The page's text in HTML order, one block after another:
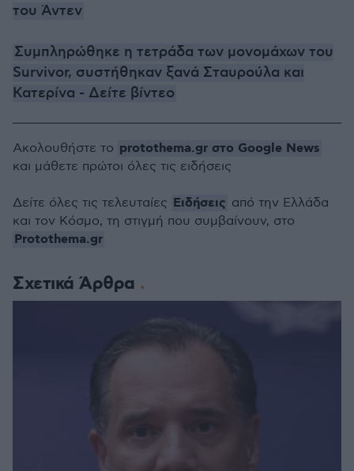
του Άντεν
Συμπληρώθηκε η τετράδα των μονομάχων του
Survivor, συστήθηκαν ξανά Σταυρούλα και
Κατερίνα - Δείτε βίντεο
Σχετικά Άρθρα
Ακολουθήστε το protothema.gr στο Google News
και μάθετε πρώτοι όλες τις ειδήσεις
Δείτε όλες τις τελευταίες Ειδήσεις από την Ελλάδα
και τον Κόσμο, τη στιγμή που συμβαίνουν, στο
Protothema.gr